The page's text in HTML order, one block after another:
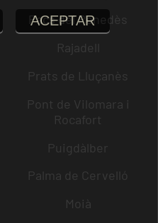
Pacs del Penedès
Rajadell
Prats de Lluçanès
Pont de Vilomara i
Rocafort
Puigdàlber
Palma de Cervelló
Moià
ACEPTAR